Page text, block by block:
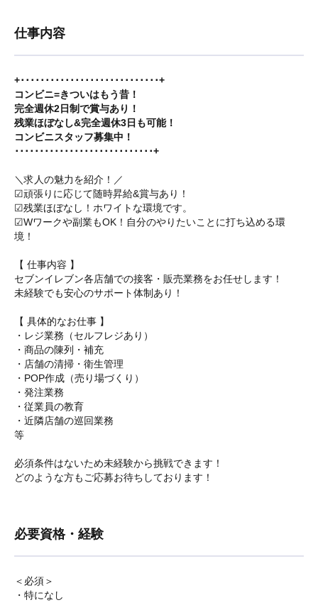
仕事内容
+････････････････････････････+
コンビニ=きついはもう昔！
完全週休2日制で賞与あり！
残業ほぼなし&完全週休3日も可能！
コンビニスタッフ募集中！
････････････････････････････+
＼求人の魅力を紹介！／
☑頑張りに応じて随時昇給&賞与あり！
☑残業ほぼなし！ホワイトな環境です。
☑Wワークや副業もOK！自分のやりたいことに打ち込める環
境！
【 仕事内容 】
セブンイレブン各店舗での接客・販売業務をお任せします！
未経験でも安心のサポート体制あり！
【 具体的なお仕事 】
・レジ業務（セルフレジあり）
・商品の陳列・補充
・店舗の清掃・衛生管理
・POP作成（売り場づくり）
・発注業務
・従業員の教育
・近隣店舗の巡回業務
等
必須条件はないため未経験から挑戦できます！
どのような方もご応募お待ちしております！
必要資格・経験
＜必須＞
・特になし